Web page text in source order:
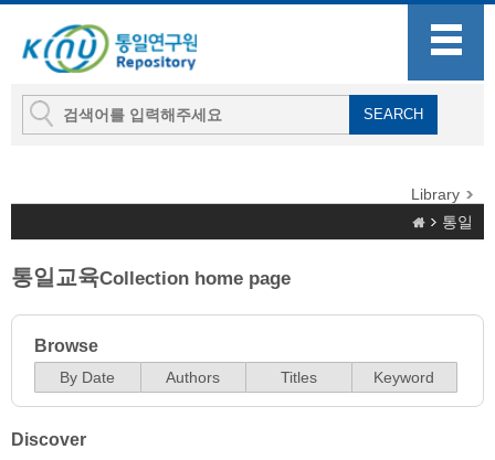
Library
통일
통일교육Collection home page
Browse
By Date Authors Titles Keyword
Discover